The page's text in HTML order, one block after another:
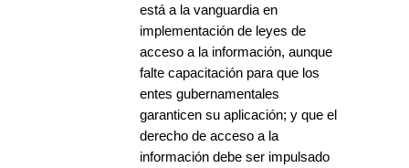
está a la vanguardia en
implementación de leyes de
acceso a la información, aunque
falte capacitación para que los
entes gubernamentales
garanticen su aplicación; y que el
derecho de acceso a la
información debe ser impulsado